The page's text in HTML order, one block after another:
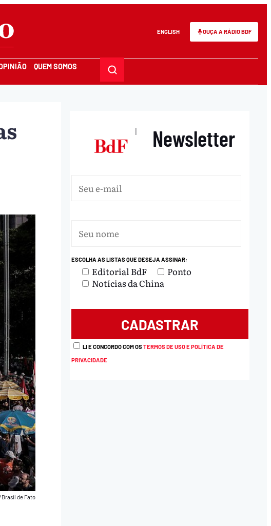
ENGLISH OUÇA A RÁDIO BDF
QUEM SOMOS
de Fato
| Newsletter
ESCOLHA AS LISTAS QUE DESEJA ASSINAR:
Editorial BdF
Ponto
Notícias da China
LI E CONCORDO COM OSTERMOS DE USO E POLÍTICA DE
PRIVACIDADE